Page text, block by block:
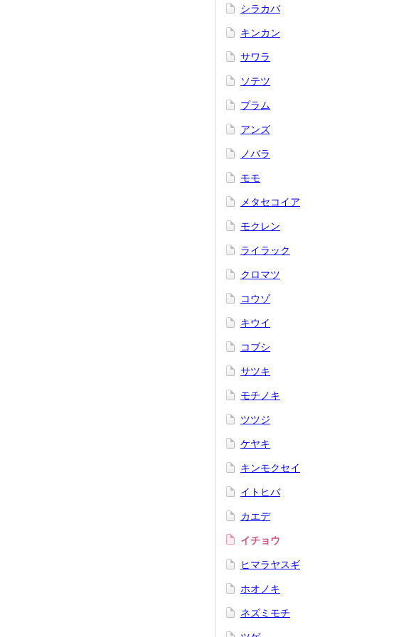
シラカバ
キンカン
サワラ
ソテツ
プラム
アンズ
ノバラ
モモ
メタセコイア
モクレン
ライラック
クロマツ
コウゾ
キウイ
コブシ
サツキ
モチノキ
ツツジ
ケヤキ
キンモクセイ
イトヒバ
カエデ
イチョウ
ヒマラヤスギ
ホオノキ
ネズミモチ